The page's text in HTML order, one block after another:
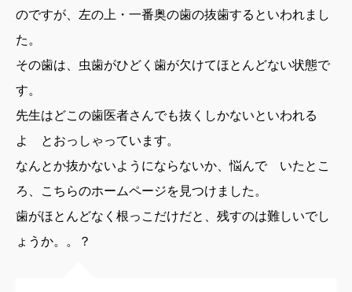
のですが、左の上・一番奥の歯の抜歯するといわれまし
た。
その歯は、虫歯がひどく歯が欠けてほとんどない状態で
す。
先生はどこの歯医者さんでも抜くしかないといわれる
よ とおっしゃっています。
なんとか抜かないようにならないか、悩んで いたとこ
ろ、こちらのホームページを見つけました。
歯がほとんどなく根っこだけだと、残すのは難しいでし
ょうか。。？